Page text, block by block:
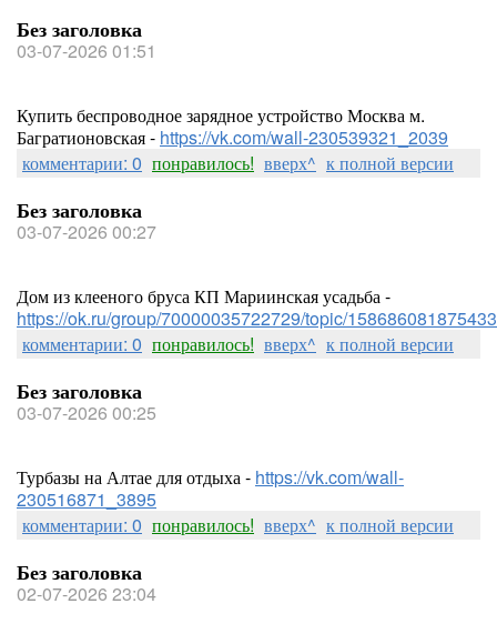
Без заголовка
03-07-2026 01:51
Купить беспроводное зарядное устройство Москва м.
Багратионовская - https://vk.com/wall-230539321_2039
комментарии: 0 понравилось! вверх^ к полной версии
Без заголовка
03-07-2026 00:27
Дом из клееного бруса КП Мариинская усадьба -
https://ok.ru/group/70000035722729/topic/158686081875433
комментарии: 0 понравилось! вверх^ к полной версии
Без заголовка
03-07-2026 00:25
Турбазы на Алтае для отдыха - https://vk.com/wall-
230516871_3895
комментарии: 0 понравилось! вверх^ к полной версии
Без заголовка
02-07-2026 23:04